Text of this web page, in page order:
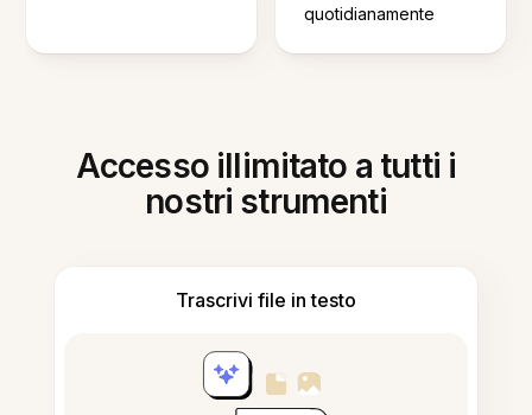
quotidianamente
Accesso illimitato a tutti i
nostri strumenti
Trascrivi file in testo